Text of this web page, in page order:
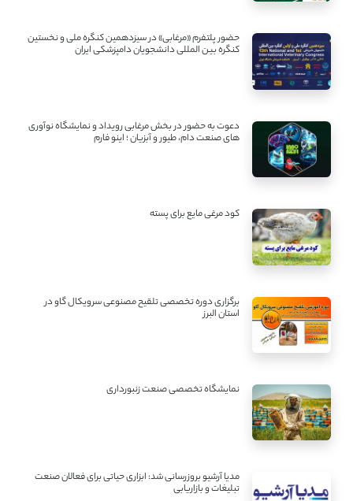
حضور پلتفرم «مرغابی» در سیزدهمین کنگره ملی و نخستین
کنگره بین ‌المللی دانشجویان دامپزشکی ایران
دعوت به حضور در بخش مرغابی رویداد و نمایشگاه نوآوری
های صنعت دام، طیور و آبزیان ؛ اینو فارم
کود مرغی مایع برای پسته
برگزاری دوره تخصصی تلقیح مصنوعی سرویکال گاو در
استان البرز
نمایشگاه تخصصی صنعت زنبورداری
مدیا آرشیو بروزرسانی شد: ابزاری حیاتی برای فعالان صنعت
تبلیغات و بازاریابی